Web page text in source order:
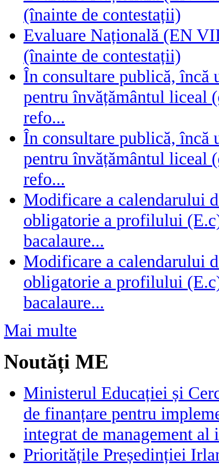
(înainte de contestații)
Evaluare Națională (EN
(înainte de contestații)
În consultare publică, încă
pentru învățământul liceal
refo...
În consultare publică, încă
pentru învățământul liceal
refo...
Modificare a calendarului
obligatorie a profilului
bacalaure...
Modificare a calendarului
obligatorie a profilului
bacalaure...
Mai multe
Noutăți ME
Ministerul Educației și
de finanțare pentru
integrat de management
Prioritățile Președinției